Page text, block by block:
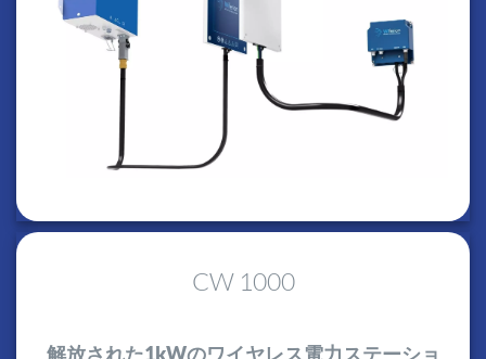
CW 1000
解放された1kWのワイヤレス電力ステーショ